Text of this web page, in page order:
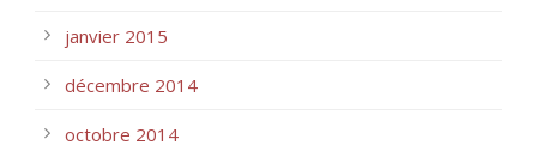
janvier 2015
décembre 2014
octobre 2014